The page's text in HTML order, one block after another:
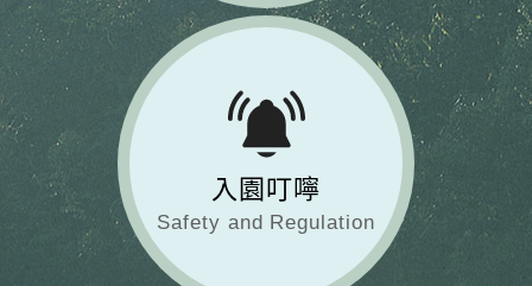
入園叮嚀
Safety and Regulation